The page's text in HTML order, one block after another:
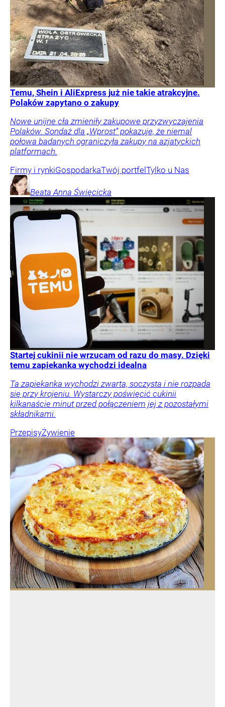
Temu, Shein i AliExpress już nie takie atrakcyjne.
Polaków zapytano o zakupy
Nowe unijne cła zmieniły zakupowe przyzwyczajenia
Polaków. Sondaż dla „Wprost” pokazuje, że niemal
połowa badanych ograniczyła zakupy na azjatyckich
platformach.
Firmy i rynkiGospodarkaTwój portfelTylko u Nas
Beata Anna Święcicka
Startej cukinii nie wrzucam od razu do masy. Dzięki
temu zapiekanka wychodzi idealna
Ta zapiekanka wychodzi zwarta, soczysta i nie rozpada
się przy krojeniu. Wystarczy poświęcić cukinii
kilkanaście minut przed połączeniem jej z pozostałymi
składnikami.
PrzepisyŻywienie